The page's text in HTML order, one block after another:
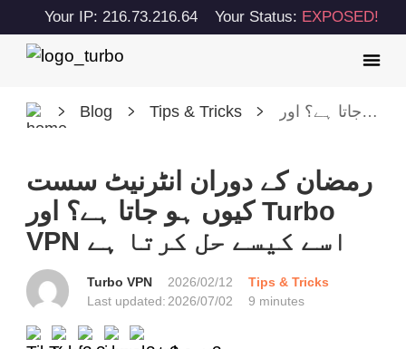
Your IP: 216.73.216.64 Your Status: EXPOSED!
Blog Tips & Tricks رمضان کے دوران انٹرنیٹ سست کیوں ہو جاتا ہے؟ اور Turbo VPN اسے کیسے حل کرتا ہے
رمضان کے دوران انٹرنیٹ سست
کیوں ہو جاتا ہے؟ اور Turbo
VPN اسے کیسے حل کرتا ہے
Turbo VPN 2026/02/12
Tips & Tricks
Last updated: 2026/07/02 9 minutes